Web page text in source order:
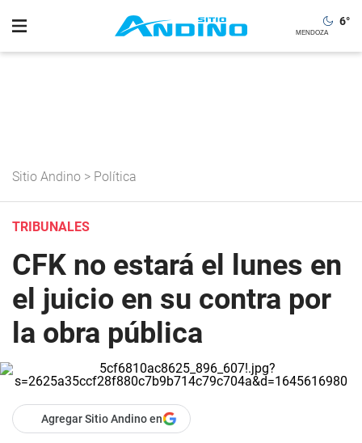
6°
Sitio Andino > Política
TRIBUNALES
CFK no estará el lunes en
el juicio en su contra por
la obra pública
Agregar Sitio Andino en